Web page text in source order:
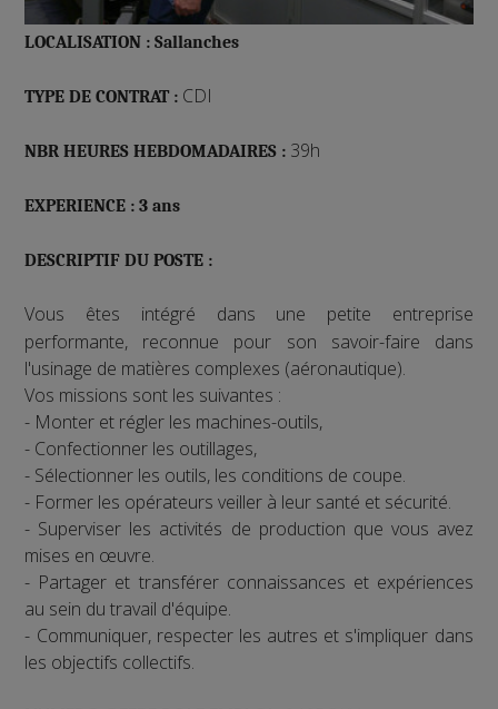
LOCALISATION : Sallanches
TYPE DE CONTRAT : CDI
NBR HEURES HEBDOMADAIRES : 39h
EXPERIENCE : 3 ans
DESCRIPTIF DU POSTE :
Vous êtes intégré dans une petite entreprise
performante, reconnue pour son savoir-faire dans
l'usinage de matières complexes (aéronautique).
Vos missions sont les suivantes :
- Monter et régler les machines-outils,
- Confectionner les outillages,
- Sélectionner les outils, les conditions de coupe.
- Former les opérateurs veiller à leur santé et sécurité.
- Superviser les activités de production que vous avez
mises en œuvre.
- Partager et transférer connaissances et expériences
au sein du travail d'équipe.
- Communiquer, respecter les autres et s'impliquer dans
les objectifs collectifs.